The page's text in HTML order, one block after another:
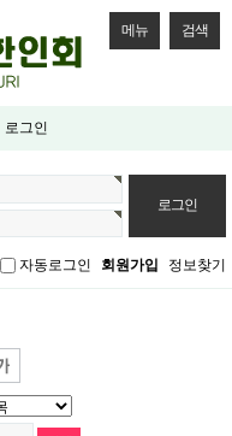
메뉴 검색
로그인
자동로그인 회원가입 정보찾기